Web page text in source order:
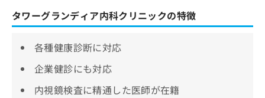
タワーグランディア内科クリニックの特徴
各種健康診断に対応
企業健診にも対応
内視鏡検査に精通した医師が在籍